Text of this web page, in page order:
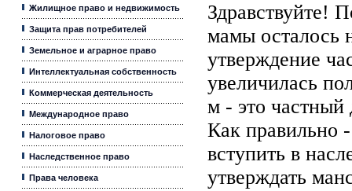
Жилищное право и недвижимость
Защита прав потребителей
Земельное и аграрное право
Интеллектуальная собственность
Коммерческая деятельность
Международное право
Налоговое право
Наследственное право
Права человека
Здравствуйте!
мамы осталось
утверждение
увеличилась
м - это
Как правильно
вступить в
утверждать